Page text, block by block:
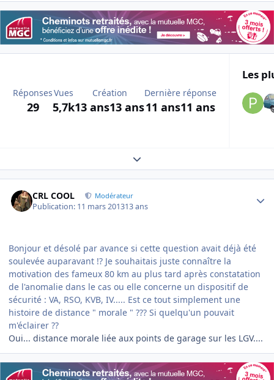
Réponses
29
Vues
5,7k
Création
13 ans13 ans
Dernière réponse
11 ans11 ans
Les
Expand topic overview
CRL COOL Modérateur
Publication: 11 mars 201313 ans
Bonjour et désolé par avance si cette question avait déjà été
soulevée auparavant !? Je souhaitais juste connaître la
motivation des fameux 80 km au plus tard après constatation
de l'anomalie dans le cas ou elle concerne un dispositif de
sécurité : VA, RSO, KVB, IV..... Est ce tout simplement une
histoire de distance " morale " ??? Si quelqu'un pouvait
m'éclairer ??
Oui... distance morale liée aux points de garage sur les LGV....